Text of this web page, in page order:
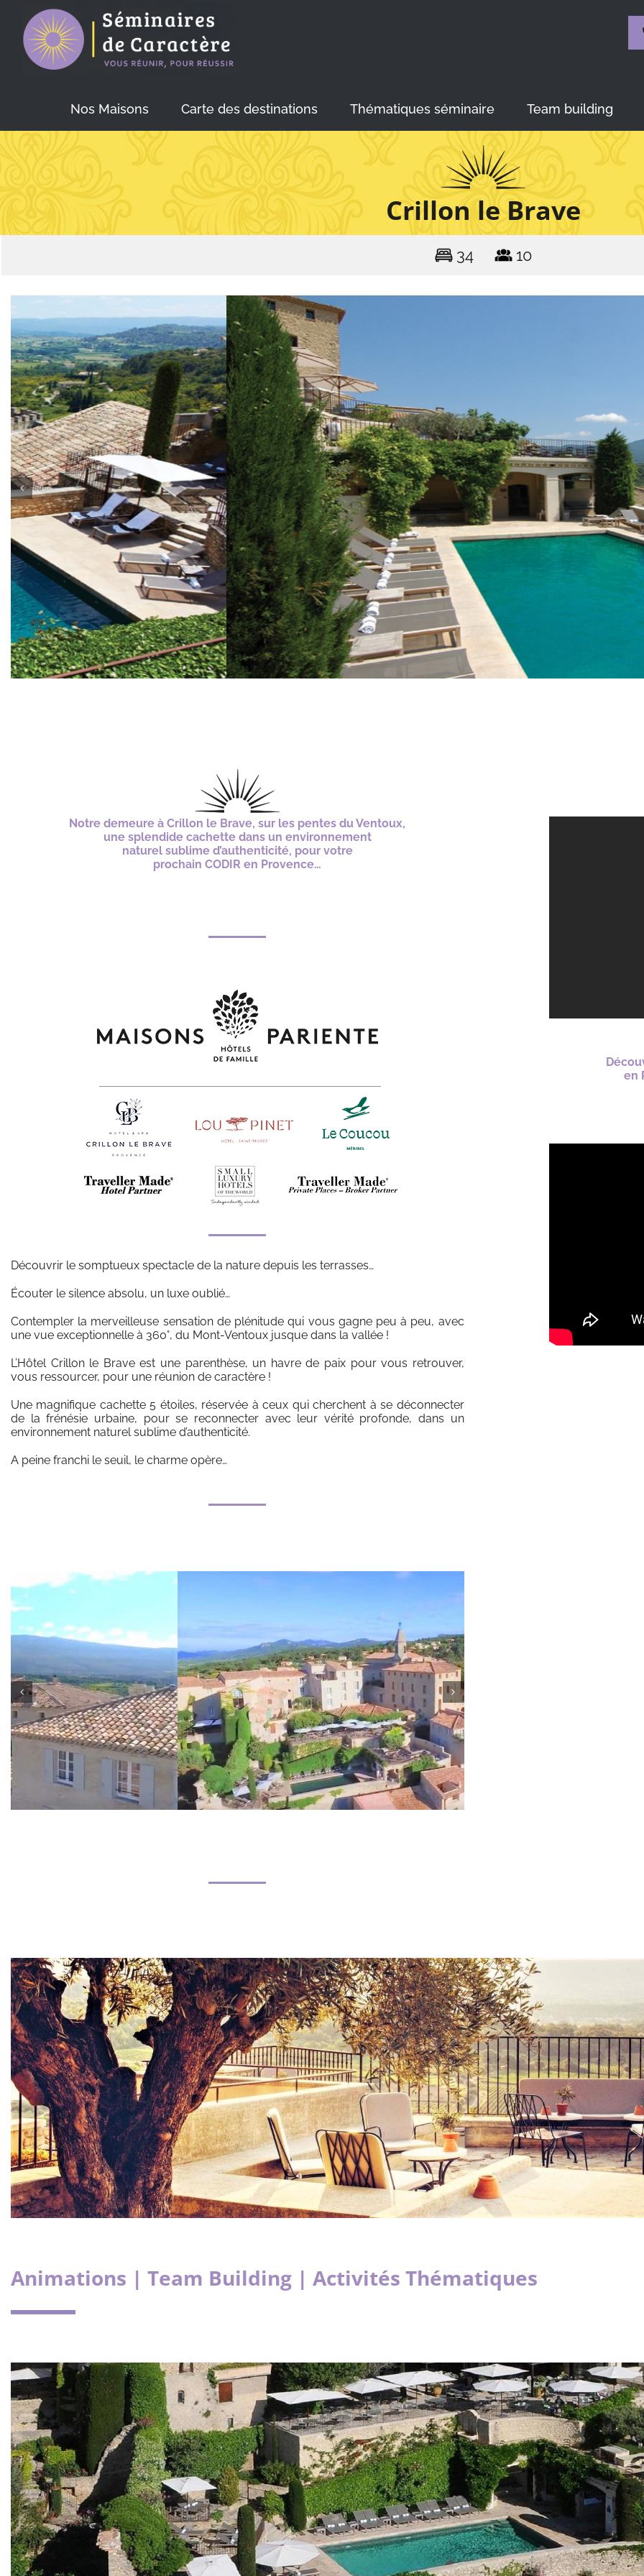
content
Nos Maisons Carte des destinations Thématiques séminaire Team building
Crillon le Brave
34 10
Notre demeure à Crillon le Brave, sur les pentes du Ventoux,
une splendide cachette dans un environnement
naturel sublime d’authenticité, pour votre
prochain CODIR en Provence…
Découvrir le somptueux spectacle de la nature depuis les terrasses…
Écouter le silence absolu, un luxe oublié…
Contempler la merveilleuse sensation de plénitude qui vous gagne peu à peu, avec
une vue exceptionnelle à 360°, du Mont-Ventoux jusque dans la vallée !
L’Hôtel Crillon le Brave est une parenthèse, un havre de paix pour vous retrouver,
vous ressourcer, pour une réunion de caractère !
Une magnifique cachette 5 étoiles, réservée à ceux qui cherchent à se déconnecter
de la frénésie urbaine, pour se reconnecter avec leur vérité profonde, dans un
environnement naturel sublime d’authenticité.
A peine franchi le seuil, le charme opère…
en
Animations | Team Building | Activités Thématiques